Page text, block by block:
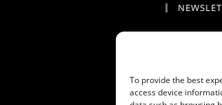
To provide the best
access device
By entering
updates
terms of